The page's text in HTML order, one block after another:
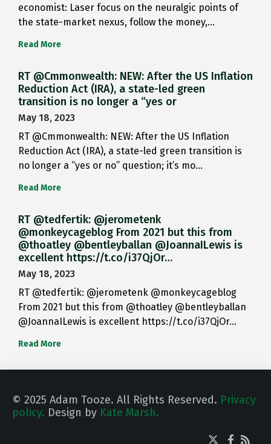
economist: Laser focus on the neuralgic points of
the state-market nexus, follow the money,…
Read More
RT @Cmmonwealth: NEW: After the US Inflation
Reduction Act (IRA), a state-led green
transition is no longer a “yes or
May 18, 2023
RT @Cmmonwealth: NEW: After the US Inflation
Reduction Act (IRA), a state-led green transition is
no longer a “yes or no” question; it’s mo…
Read More
RT @tedfertik: @jerometenk
@monkeycageblog From 2021 but this from
@thoatley @bentleyballan @JoannaILewis is
excellent https://t.co/i37QjOr…
May 18, 2023
RT @tedfertik: @jerometenk @monkeycageblog
From 2021 but this from @thoatley @bentleyballan
@JoannaILewis is excellent https://t.co/i37QjOr…
Read More
© 2025 Adam Tooze. All Rights Reserved. Privacy
policy. Design by Kate Marsh.